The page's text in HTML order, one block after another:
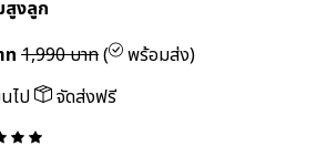
ไป
สูตรกลางวัน+กลางคืน นวัตกรรมสูตร
โตของลูกรักตลอด 24 ชั่วโมง ช่วยให้กินเก่ง
อการเจริญเติบโตเต็มศักยภาพ